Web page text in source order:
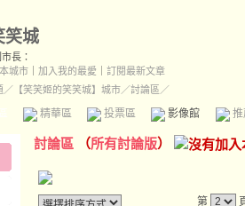
笑城
市長：
城市 加入我的最愛
訂閱最新文章
／ 【笑笑姬的笑笑城】城市／討論區／
精華區 投票區 影像館
討論區 （所有討論版）
第